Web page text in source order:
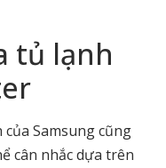
tủ lạnh
Samsung cũng
cân nhắc dựa trên